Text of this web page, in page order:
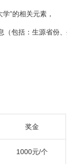
”的相关元素，
括：生源省份、
奖金
1000元/个